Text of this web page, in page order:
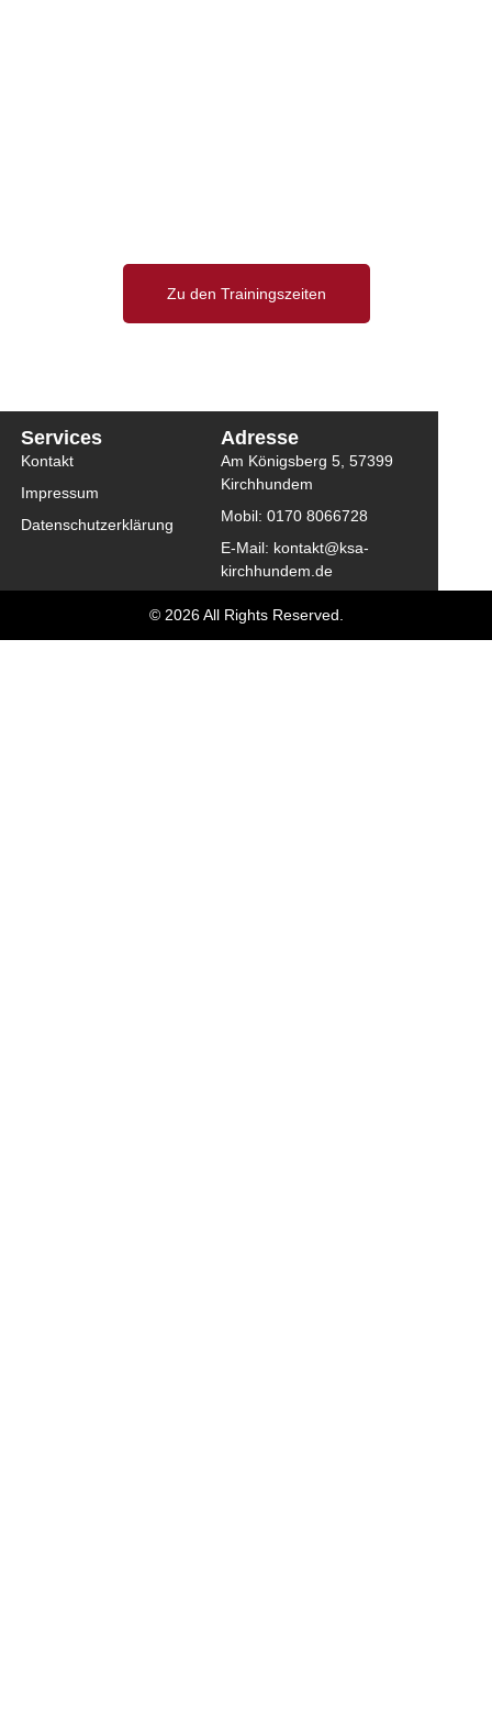
Zu den Trainingszeiten
Adresse
Am Königsberg 5, 57399
Kirchhundem
Mobil: 0170 8066728
E-Mail: kontakt@ksa-
kirchhundem.de
Services
Kontakt
Impressum
Datenschutzerklärung
© 2026 All Rights Reserved.